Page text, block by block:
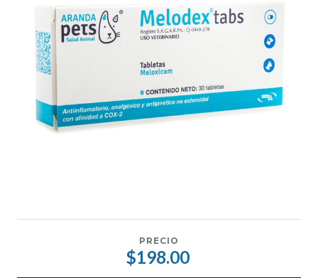
PRECIO
$198.00